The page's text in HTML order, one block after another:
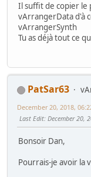
Il suffit de copier
vArrangerData d'à
vArrangerSynth
Tu as déjà tout ce
PatSar63
December 20, 2018,
Last Edit: December 20,
Bonsoir Dan,
Pourrais-je avoir la